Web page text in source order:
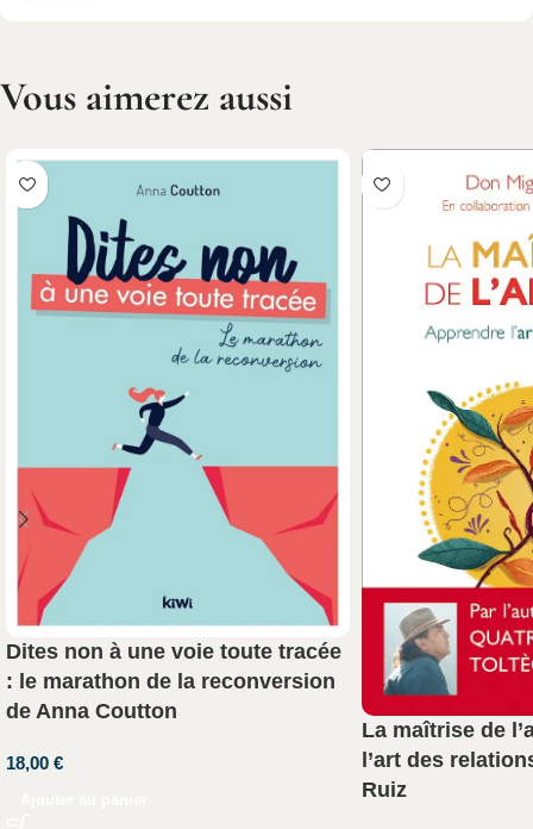
Vous aimerez aussi
Dites non à une voie toute tracée
: le marathon de la reconversion
de Anna Coutton
18,00 €
La maîtrise de
l’art des
Ruiz